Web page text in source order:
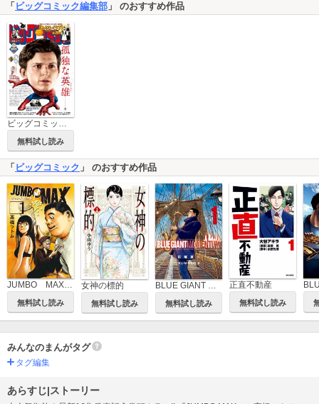
「 ビッグコミック編集部 」 のおすすめ作品
ビッグコミック増刊
無料試し読み
「 ビッグコミック 」 のおすすめ作品
JUMBO MAX～ハイパーED薬密造人～
無料試し読み
女神の標的
無料試し読み 無料試し読み
正直不動産
無料試し読み
みんなのまんがタグ
タグ編集
あらすじ|ストーリー